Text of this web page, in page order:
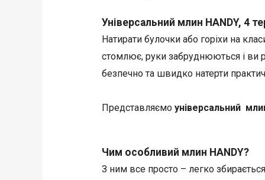
Універсальний млин HANDY, 4
Натирати булочки або горіхи на
стомлює, руки забруднюються і ви
безпечно та швидко натерти
Представляємо універсальний
Чим особливий млин HANDY?
З ним все просто – легко